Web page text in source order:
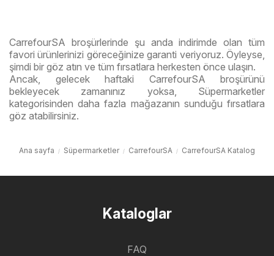
CarrefourSA broşürlerinde şu anda indirimde olan tüm
favori ürünlerinizi göreceğinize garanti veriyoruz. Öyleyse,
şimdi bir göz atın ve tüm fırsatlara herkesten önce ulaşın.
Ancak, gelecek haftaki CarrefourSA broşürünü
bekleyecek zamanınız yoksa, Süpermarketler
kategorisinden daha fazla mağazanın sunduğu fırsatlara
göz atabilirsiniz.
Ana sayfa Süpermarketler CarrefourSA CarrefourSA Katalog
Kataloglar
FAQ